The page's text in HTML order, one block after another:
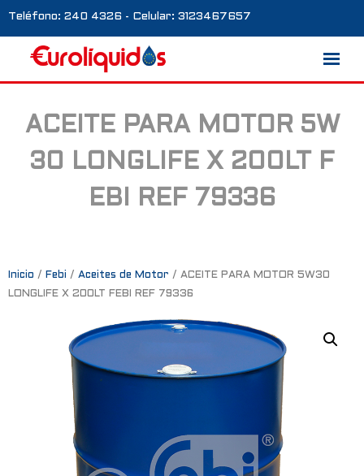
Teléfono: 240 4326 - Celular: 3123467657
Marcas
Nosotros
Contacto
ACEITE PARA MOTOR 5W
30 LONGLIFE X 200LT F
EBI REF 79336
Inicio / Febi / Aceites de Motor / ACEITE PARA MOTOR 5W30
LONGLIFE X 200LT FEBI REF 79336